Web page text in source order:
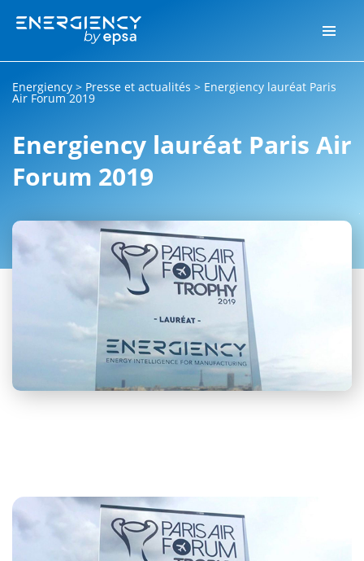
Energiency > Presse et actualités > Energiency lauréat Paris
Air Forum 2019
Energiency lauréat Paris Air
Forum 2019